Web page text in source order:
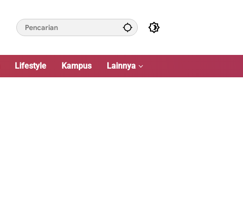
Lifestyle Kampus Lainnya